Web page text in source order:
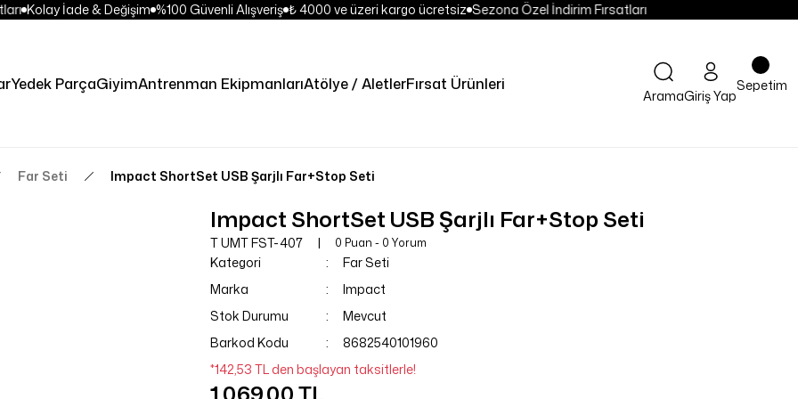
Kolay İade & Değişim %100 Güvenli Alışveriş ₺ 4000 ve üzeri kargo ücretsiz Sezona Özel İndirim Fırsatları
Yedek ParçaGiyimAntrenman EkipmanlarıAtölye / AletlerFırsat Ürünleri
AramaGiriş Yap
Sepetim
Far Seti Impact ShortSet USB Şarjlı Far+Stop Seti
Impact ShortSet USB Şarjlı Far+Stop Seti
T UMT FST-407 0 Puan - 0 Yorum
Kategori
Far Seti
Marka
Impact
Stok Durumu
Mevcut
Barkod Kodu
8682540101960
*142,53 TL den başlayan taksitlerle!